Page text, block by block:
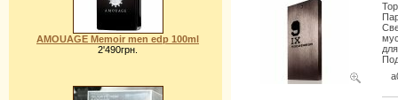
AMOUAGE Memoir men edp 100ml
2'490грн.